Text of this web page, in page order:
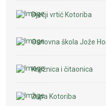
Dječji vrtić Kotoriba
Osnovna škola Jože
Knjižnica i čitaonica
Župa Kotoriba